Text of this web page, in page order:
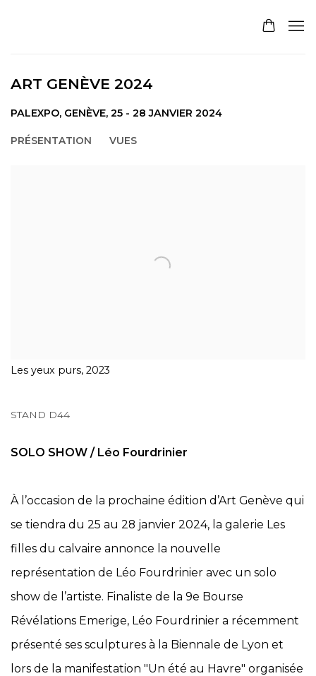
ART GENÈVE 2024
PALEXPO, GENÈVE, 25 - 28 JANVIER 2024
PRÉSENTATION VUES
Les yeux purs, 2023
STAND D44
SOLO SHOW / Léo Fourdrinier
À l’occasion de la prochaine édition d’Art Genève qui
se tiendra du 25 au 28 janvier 2024, la galerie Les
filles du calvaire annonce la nouvelle
représentation de Léo Fourdrinier avec un solo
show de l’artiste. Finaliste de la 9e Bourse
Révélations Emerige, Léo Fourdrinier a récemment
présenté ses sculptures à la Biennale de Lyon et
lors de la manifestation "Un été au Havre" organisée